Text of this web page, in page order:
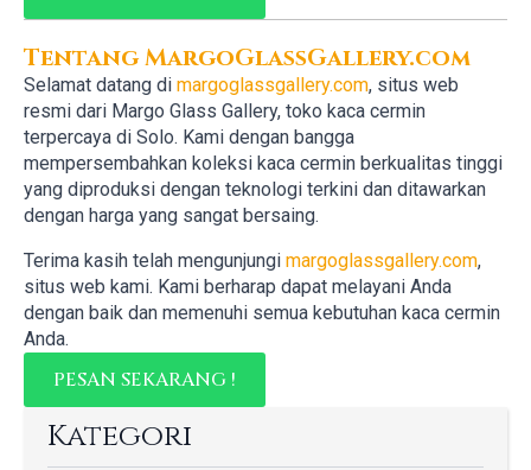
Kategori
Tentang MargoGlassGallery.com
Selamat datang di margoglassgallery.com, situs web
resmi dari Margo Glass Gallery, toko kaca cermin
terpercaya di Solo. Kami dengan bangga
mempersembahkan koleksi kaca cermin berkualitas tinggi
yang diproduksi dengan teknologi terkini dan ditawarkan
dengan harga yang sangat bersaing.
Terima kasih telah mengunjungi margoglassgallery.com,
situs web kami. Kami berharap dapat melayani Anda
dengan baik dan memenuhi semua kebutuhan kaca cermin
Anda.
PESAN SEKARANG !